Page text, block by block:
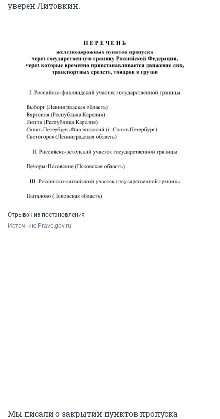
уверен Литовкин.
Отрывок из постановления
Источник: Pravo.gov.ru
Мы писали о закрытии пунктов пропуска